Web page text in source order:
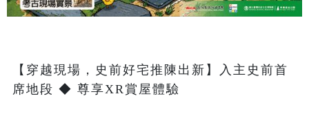
【穿越現場，史前好宅推陳出新】入主史前首
席地段 ◆ 尊享XR賞屋體驗